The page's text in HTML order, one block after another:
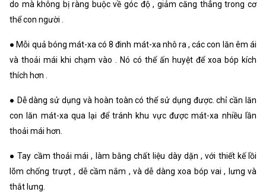
do mà không bị ràng buộc về góc độ , giảm căng thẳng trong cơ
thể con người .
● Mỗi quả bóng mát-xa có 8 đinh mát-xa nhô ra , các con lăn êm ái
và thoải mái khi chạm vào . Nó có thể ấn huyệt để xoa bóp kích
thích hơn .
● Dễ dàng sử dụng và hoàn toàn có thể sử dụng được. chỉ cần lăn
con lăn mát-xa qua lại để tránh khu vực được mát-xa nhiều lần
thoải mái hơn.
● Tay cầm thoải mái , làm bằng chất liệu dày dặn , với thiết kế lồi
lõm chống trượt , dễ cầm nắm , và dễ dàng xoa bóp vai , lưng và
thắt lưng.